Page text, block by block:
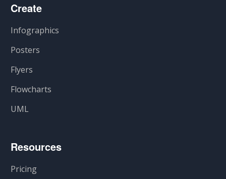
Create
Infographics
Posters
Flyers
Flowcharts
UML
Resources
Pricing